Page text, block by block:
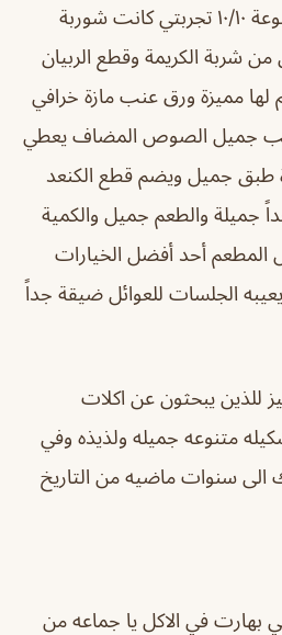
أطباق وأصناف بحرية متنوعة ١٠/١٠ تجربتي كانت شوربة
من شربة الكريمة وقطع الربيان
مميزة ورق عنب مازة خرافي
جميل الصوص المضاف يعطي
طبق جميل ويضم قطع الكنعد
جميلة والطعم جميل والكمية
المطعم أحد أفضل الخيارات
الجلسات للعوائل ضيقة جداً
للذين يبحثون عن اكلات
متنوعه جميله ولذيذه وفي
سنوات ماضيه من التاريخ
بهارت في الاكل يا جماعه من